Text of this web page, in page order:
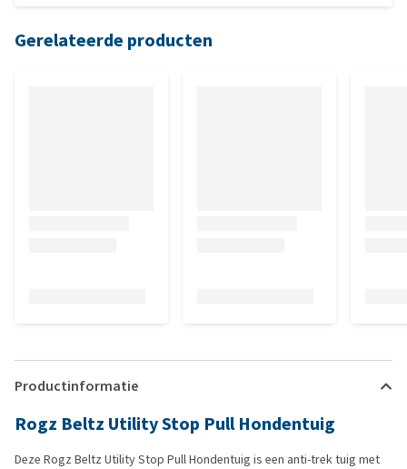
Gerelateerde producten
Productinformatie
Rogz Beltz Utility Stop Pull Hondentuig
Deze Rogz Beltz Utility Stop Pull Hondentuig is een anti-trek tuig met